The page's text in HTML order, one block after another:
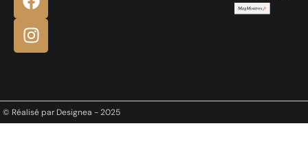
© Réalisé par Designea - 2025